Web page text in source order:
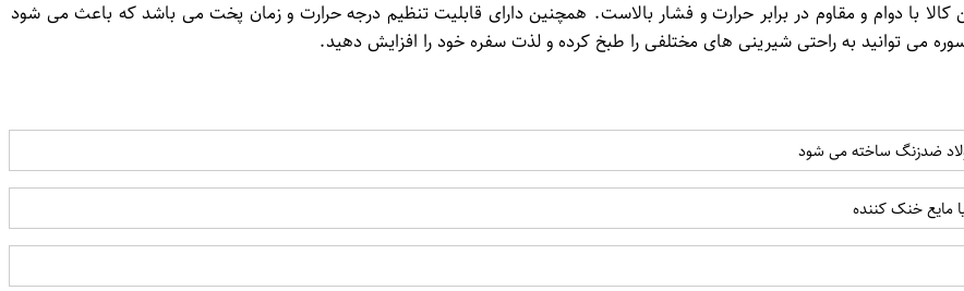
با دوام و مقاوم در برابر حرارت و فشار بالاست. همچنین دارای قابلیت تنظیم درجه حرارت و زمان پخت می باشد که باعث می شود
می توانید به راحتی شیرینی های مختلفی را طبخ کرده و لذت سفره خود را افزایش دهید.
فولاد ضدزنگ ساخته می شود
مایع خنک کننده